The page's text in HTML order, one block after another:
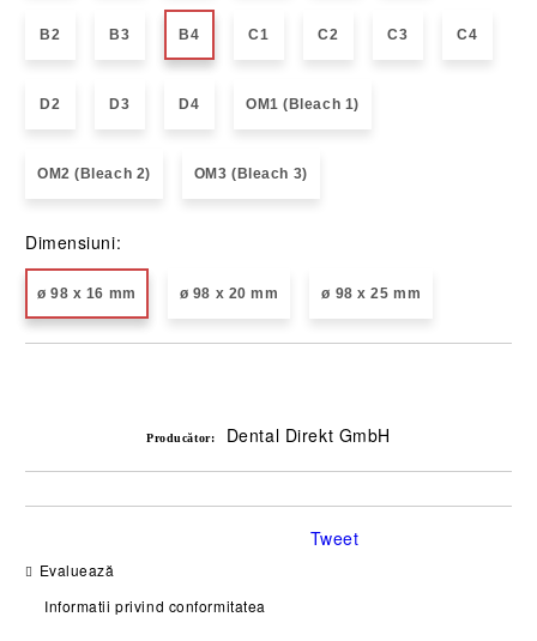
B2 B3 B4 C1 C2 C3 C4
D2 D3 D4 OM1 (Bleach 1)
OM2 (Bleach 2) OM3 (Bleach 3)
Dimensiuni:
ø 98 x 16 mm ø 98 x 20 mm ø 98 x 25 mm
Producător: Dental Direkt GmbH
Evaluează
Informatii privind conformitatea
Tweet